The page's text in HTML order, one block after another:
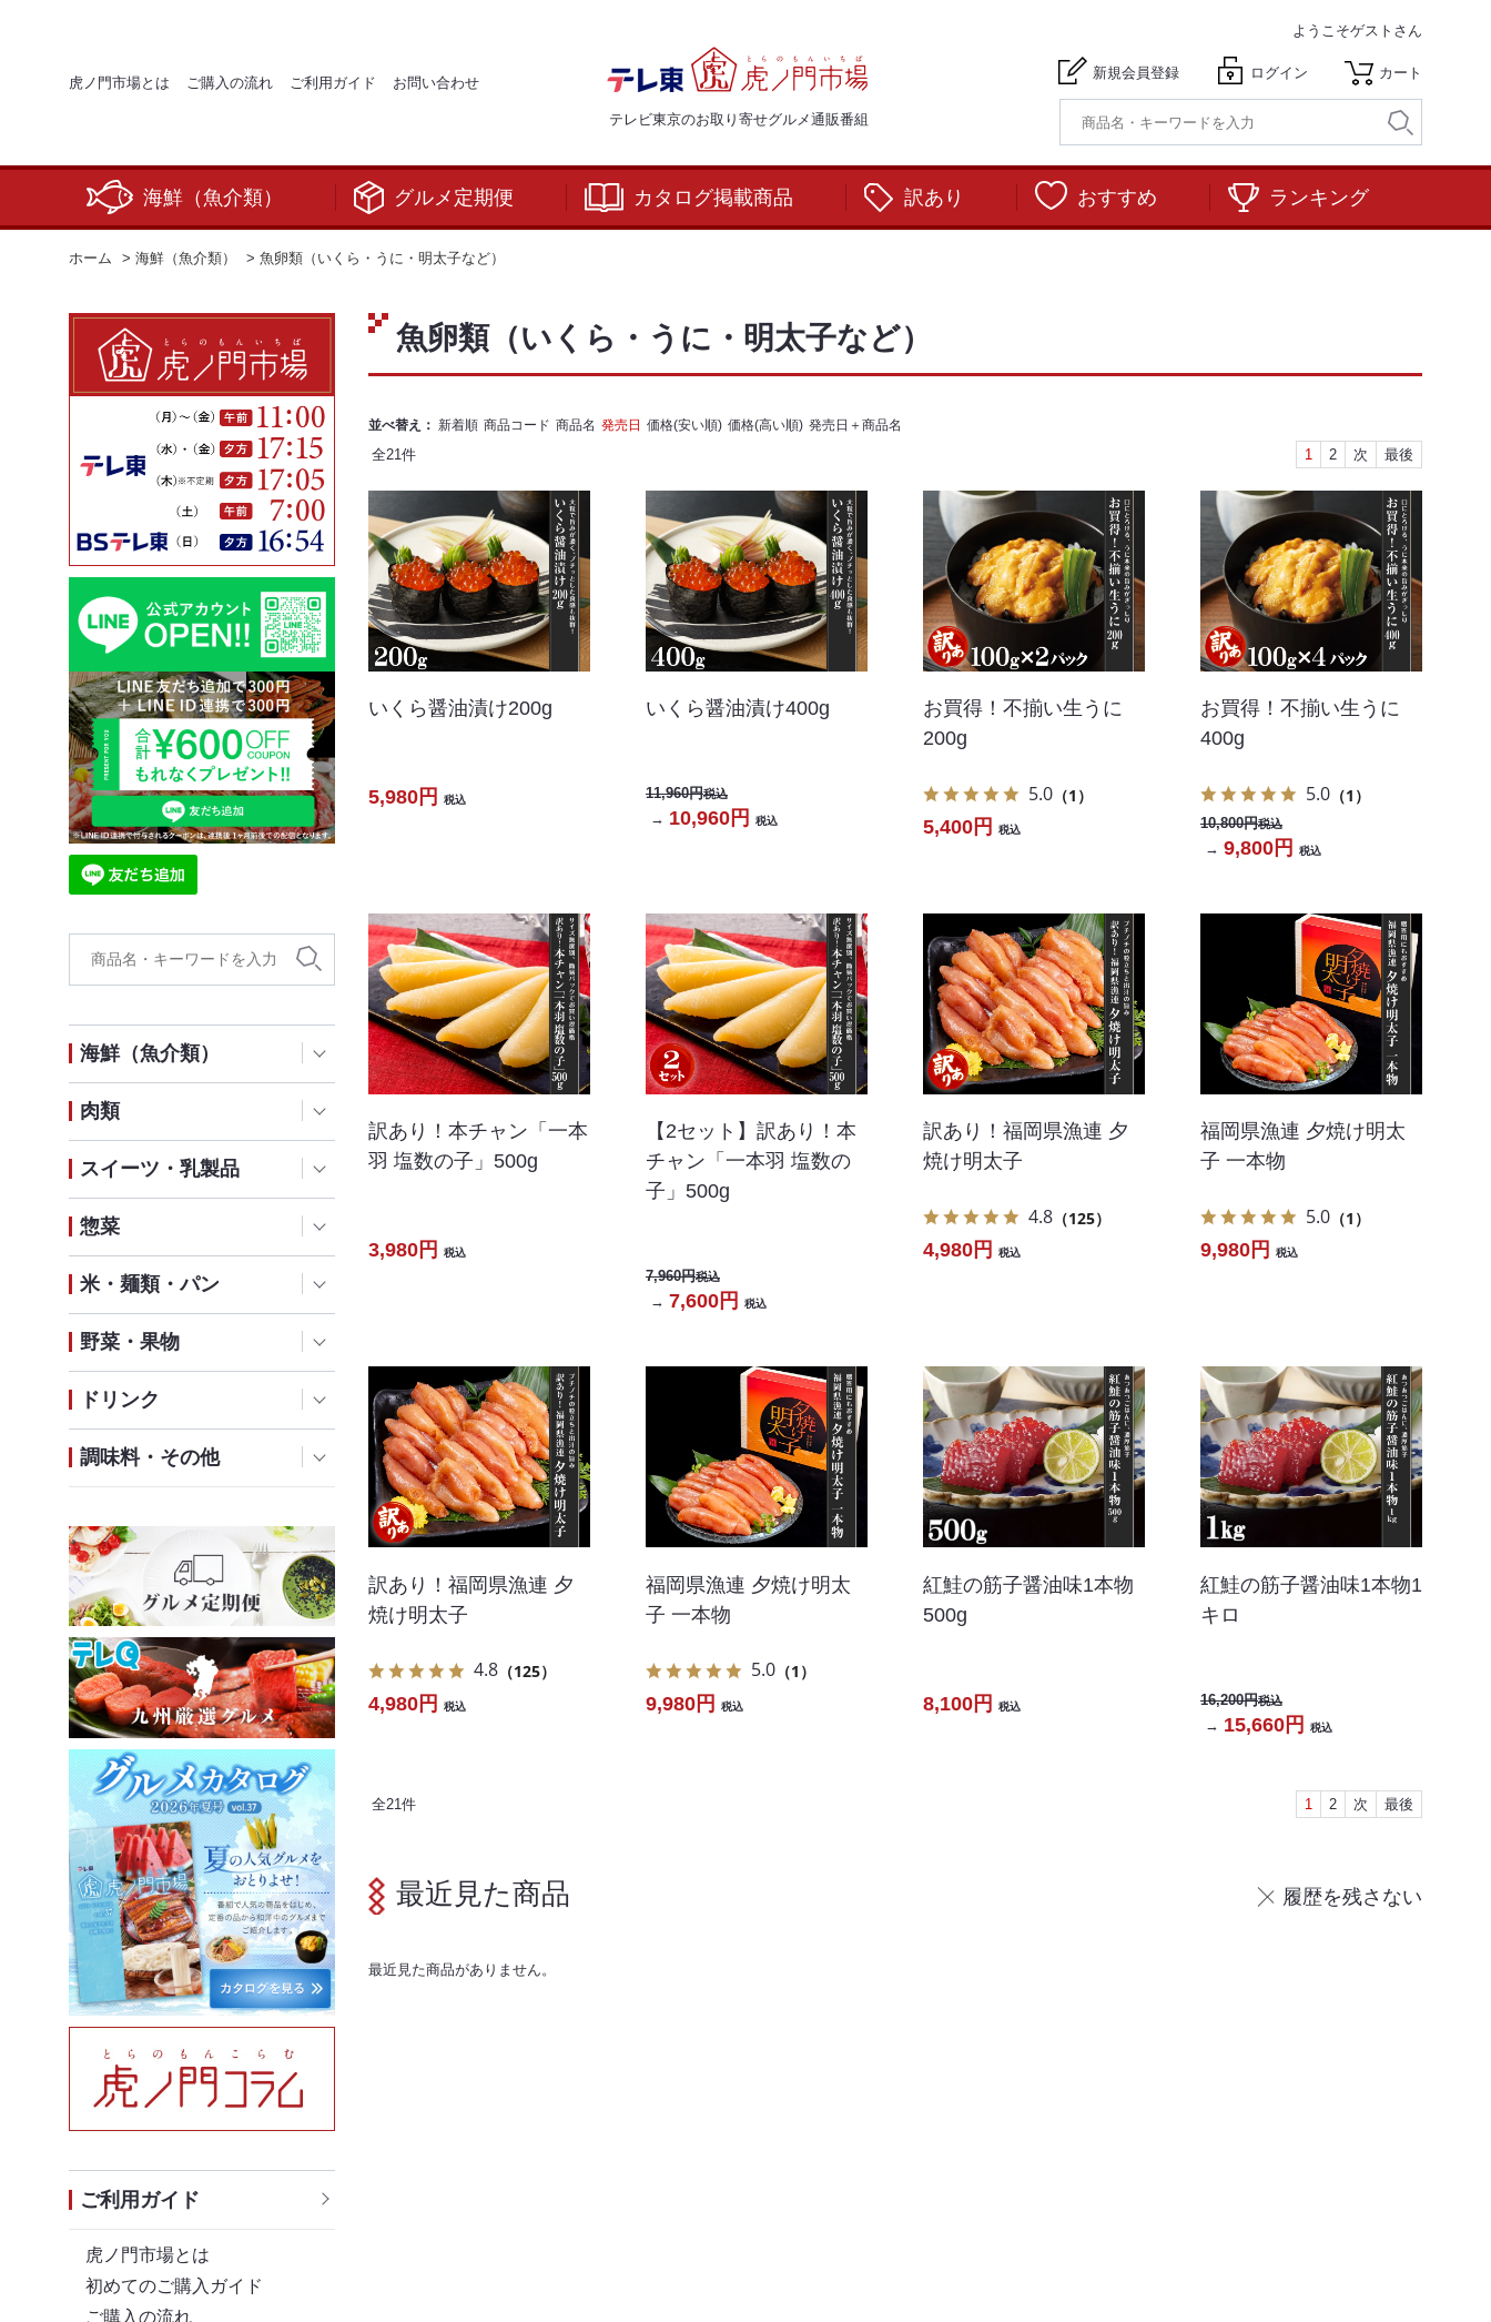
虎ノ門市場とは ご購入の流れ ご利用ガイド お問い合わせ
テレビ東京のお取り寄せグルメ通販番組
ようこそゲストさん
新規会員登録 ログイン カート
海鮮（魚介類） グルメ定期便 カタログ掲載商品 訳あり おすすめ ランキング
ホーム > 海鮮（魚介類） > 魚卵類（いくら・うに・明太子など）
海鮮（魚介類）
肉類
スイーツ・乳製品
惣菜
米・麺類・パン
野菜・果物
ドリンク
調味料・その他
ご利用ガイド
虎ノ門市場とは
初めてのご購入ガイド
ご購入の流れ
魚卵類（いくら・うに・明太子など）
並べ替え： 新着順 商品コード 商品名 発売日 価格(安い順) 価格(高い順) 発売日＋商品名
全21件 1 2 次 最後
いくら醤油漬け200g
5,980円 税込
いくら醤油漬け400g
11,960円税込
→ 10,960円 税込
お買得！不揃い生うに
200g
5.0 （1）
5,400円 税込
お買得！不揃い生うに
400g
5.0 （1）
10,800円税込
→ 9,800円 税込
訳あり！本チャン「一本
羽 塩数の子」500g
3,980円 税込
【2セット】訳あり！本
チャン「一本羽 塩数の
子」500g
7,960円税込
→ 7,600円 税込
訳あり！福岡県漁連 夕
焼け明太子
4.8 （125）
4,980円 税込
福岡県漁連 夕焼け明太
子 一本物
5.0 （1）
9,980円 税込
訳あり！福岡県漁連 夕
焼け明太子
4.8 （125）
4,980円 税込
福岡県漁連 夕焼け明太
子 一本物
5.0 （1）
9,980円 税込
紅鮭の筋子醤油味1本物
500g
8,100円 税込
紅鮭の筋子醤油味1本物1
キロ
16,200円税込
→ 15,660円 税込
全21件 1 2 次 最後
最近見た商品 履歴を残さない
最近見た商品がありません。